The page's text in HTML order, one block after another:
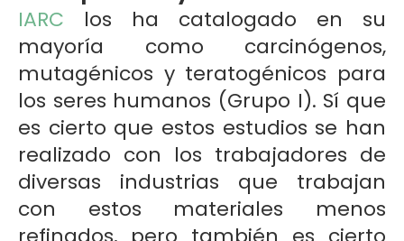
IARC los ha catalogado en su
mayoría como carcinógenos,
mutagénicos y teratogénicos para
los seres humanos (Grupo I). Sí que
es cierto que estos estudios se han
realizado con los trabajadores de
diversas industrias que trabajan
con estos materiales menos